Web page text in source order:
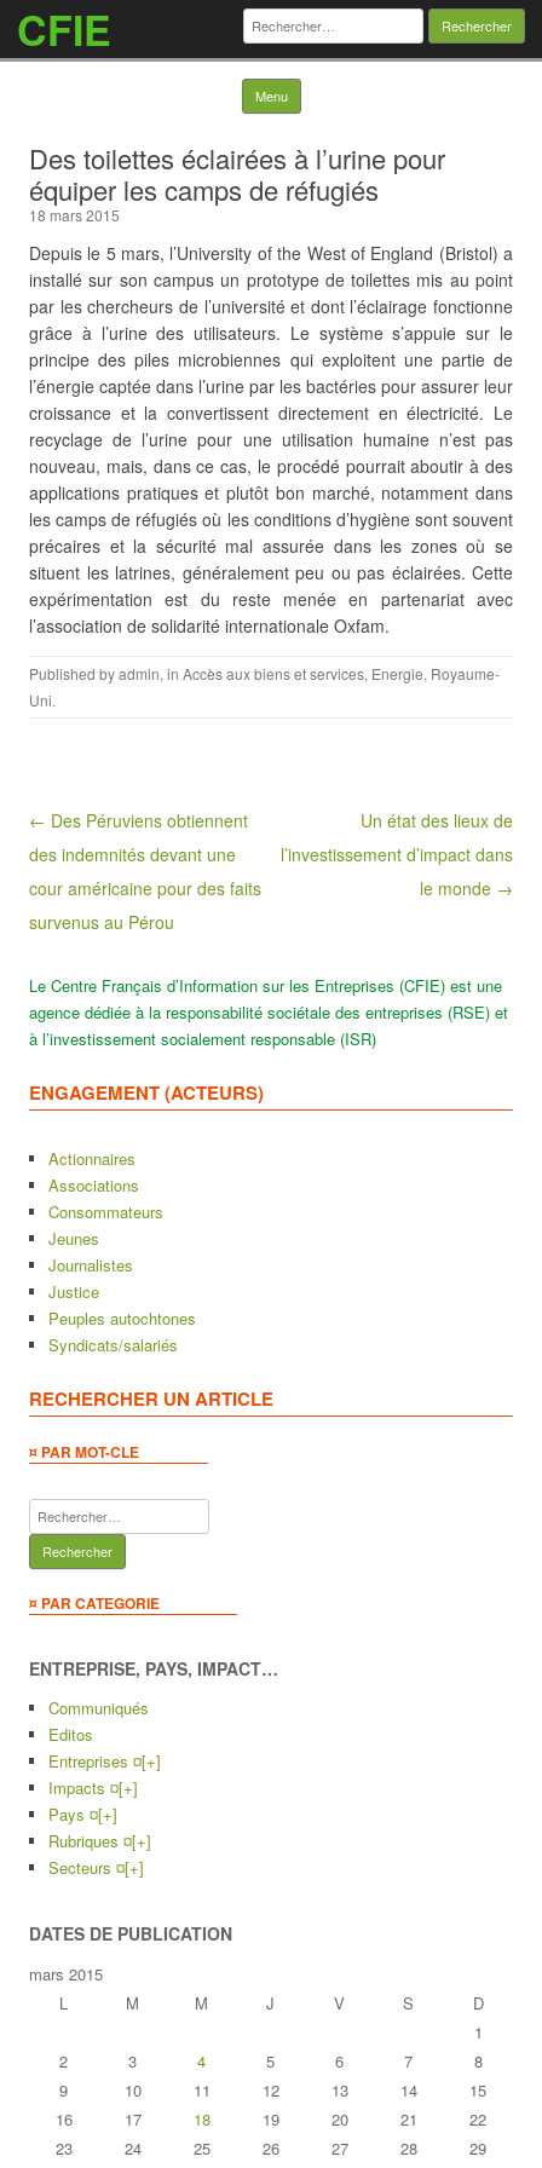
CFIE Rechercher :
Menu Skip to content
Des toilettes éclairées à l’urine pour
équiper les camps de réfugiés
18 mars 2015
Depuis le 5 mars, l’University of the West of England (Bristol) a
installé sur son campus un prototype de toilettes mis au point
par les chercheurs de l’université et dont l’éclairage fonctionne
grâce à l’urine des utilisateurs. Le système s’appuie sur le
principe des piles microbiennes qui exploitent une partie de
l’énergie captée dans l’urine par les bactéries pour assurer leur
croissance et la convertissent directement en électricité. Le
recyclage de l’urine pour une utilisation humaine n’est pas
nouveau, mais, dans ce cas, le procédé pourrait aboutir à des
applications pratiques et plutôt bon marché, notamment dans
les camps de réfugiés où les conditions d’hygiène sont souvent
précaires et la sécurité mal assurée dans les zones où se
situent les latrines, généralement peu ou pas éclairées. Cette
expérimentation est du reste menée en partenariat avec
l’association de solidarité internationale Oxfam.
Published byadmin, in Accès aux biens et services, Energie, Royaume-
Uni.
Post navigation
← Des Péruviens obtiennent
des indemnités devant une
cour américaine pour des faits
survenus au Pérou
Un état des lieux de
l’investissement d’impact dans
le monde →
Le Centre Français d’Information sur les Entreprises (CFIE) est une
agence dédiée à la responsabilité sociétale des entreprises (RSE) et
à l’investissement socialement responsable (ISR)
ENGAGEMENT (ACTEURS)
Actionnaires
Associations
Consommateurs
Jeunes
Journalistes
Justice
Peuples autochtones
Syndicats/salariés
RECHERCHER UN ARTICLE
¤ PAR MOT-CLE
Rechercher :
¤ PAR CATEGORIE
ENTREPRISE, PAYS, IMPACT…
Communiqués
Editos
Entreprises ¤[+]
Impacts ¤[+]
Pays ¤[+]
Rubriques ¤[+]
Secteurs ¤[+]
DATES DE PUBLICATION
mars 2015
L
M M J V S
D
1
2
3 4 5 6 7
8
9
10 11 12 13 14
15
16
17 18 19 20 21
22
23
24 25 26 27 28
29